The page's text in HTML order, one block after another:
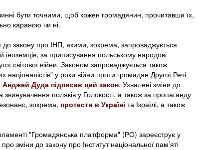
бути точними, щоб кожен громадянин, прочитавши їх,
караною чи ні.
до закону про ІНП, якими, зокрема, запроваджується
іноземців, за приписування польському народові
світової війни. Законом запроваджується також
у роки війни проти громадян Другої Речі
Анджей Дуда підписав цей закон. Ухвалені зміни до
поляків у Голокості, а також за пропаганду
зокрема, протести в Україні та Ізраїлі, а також
"Громадянська платформа" (РО) зареєструє у
про зміни до закону про Інститут національної пам’яті